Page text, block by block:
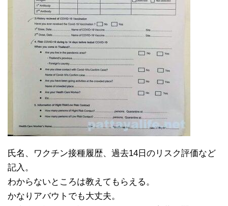
氏名、ワクチン接種履歴、過去14日のリスク評価など
記入。
わからないところは教えてもらえる。
かなりアバウトでも大丈夫。